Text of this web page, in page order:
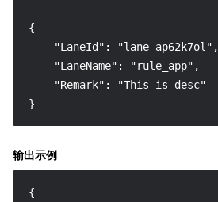
{
    "LaneId": "lane-ap62k7ol",
    "LaneName": "rule_app",
    "Remark": "This is desc"
}
输出示例
{